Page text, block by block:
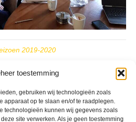
toestemming
gebruiken wij technologieën zoals
apparaat op te slaan en/of te raadplegen.
technologieën kunnen wij gegevens zoals
site verwerken. Als je geen toestemming
2019-2020